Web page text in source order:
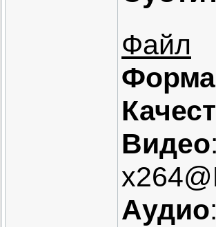
Файл
Видео
Аудио